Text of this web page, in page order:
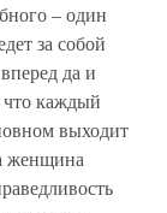
– один
за собой
да и
что каждый
выходит
женщина